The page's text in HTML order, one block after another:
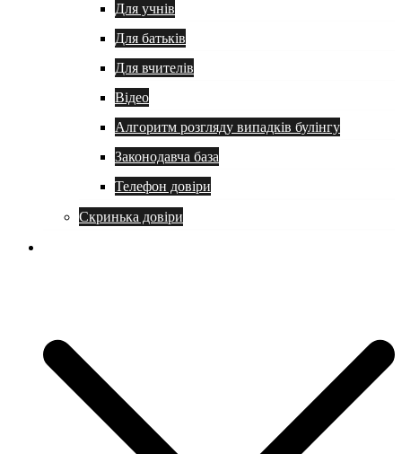
Для учнів
Для батьків
Для вчителів
Відео
Алгоритм розгляду випадків булінгу
Законодавча база
Телефон довіри
Скринька довіри